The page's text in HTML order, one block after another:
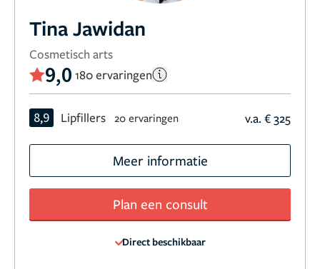
Tina Jawidan
Cosmetisch arts
9,0 180 ervaringen
8,9 Lipfillers 20 ervaringen v.a. € 325
Meer informatie
Plan een consult
Direct beschikbaar